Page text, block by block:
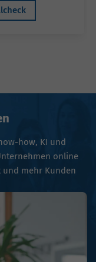
how, KI und
online
und mehr Kunden